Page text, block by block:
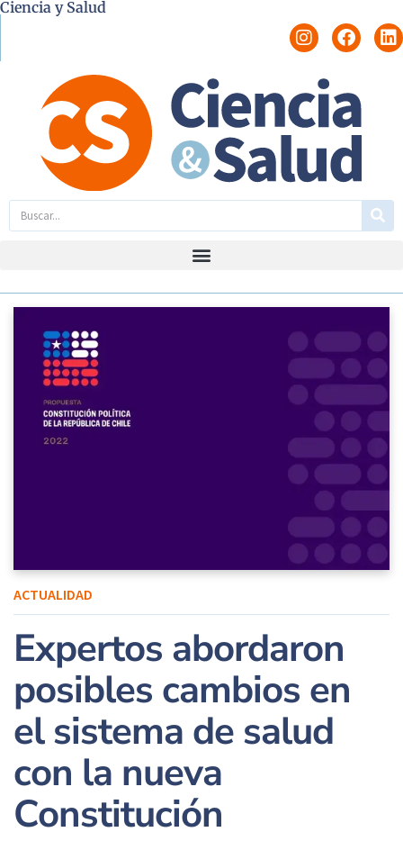
Ciencia y Salud
ACTUALIDAD
Expertos abordaron
posibles cambios en
el sistema de salud
con la nueva
Constitución